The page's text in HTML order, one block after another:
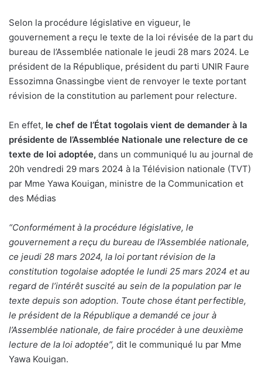
Selon la procédure législative en vigueur, le
gouvernement a reçu le texte de la loi révisée de la part du
bureau de l’Assemblée nationale le jeudi 28 mars 2024. Le
président de la République, président du parti UNIR Faure
Essozimna Gnassingbe vient de renvoyer le texte portant
révision de la constitution au parlement pour relecture.
En effet, le chef de l’État togolais vient de demander à la
présidente de l’Assemblée Nationale une relecture de ce
texte de loi adoptée, dans un communiqué lu au journal de
20h vendredi 29 mars 2024 à la Télévision nationale (TVT)
par Mme Yawa Kouigan, ministre de la Communication et
des Médias
“Conformément à la procédure législative, le
gouvernement a reçu du bureau de l’Assemblée nationale,
ce jeudi 28 mars 2024, la loi portant révision de la
constitution togolaise adoptée le lundi 25 mars 2024 et au
regard de l’intérêt suscité au sein de la population par le
texte depuis son adoption. Toute chose étant perfectible,
le président de la République a demandé ce jour à
l’Assemblée nationale, de faire procéder à une deuxième
lecture de la loi adoptée”, dit le communiqué lu par Mme
Yawa Kouigan.